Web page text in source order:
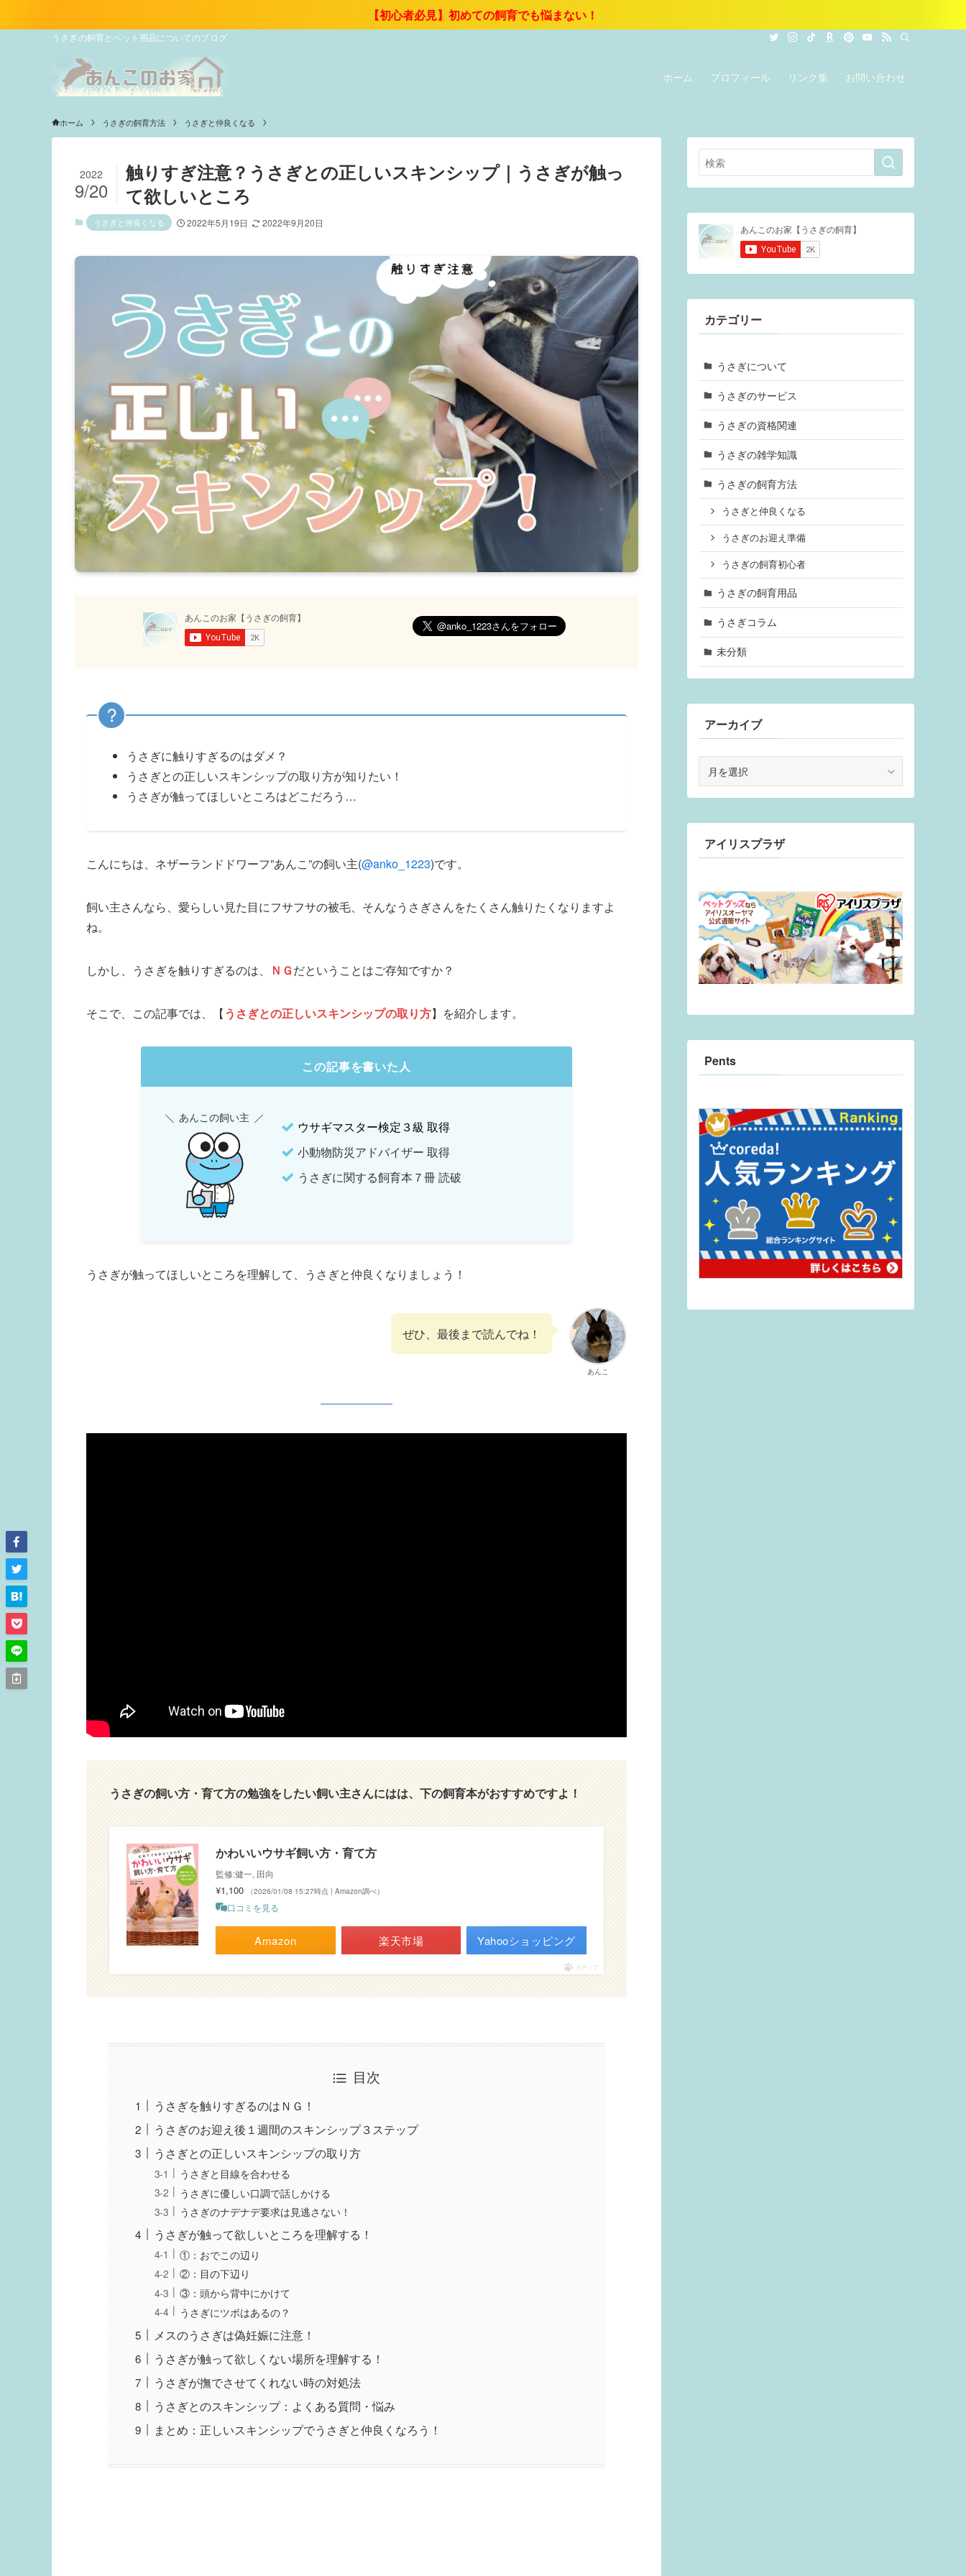
【初心者必見】初めての飼育でも悩まない！
うさぎの飼育とペット用品についてのブログ
ホーム プロフィール リンク集 お問い合わせ
ホーム うさぎの飼育方法 うさぎと仲良くなる
触りすぎ注意？うさぎとの正しいスキンシップ｜うさぎが触っ
て欲しいところ
2022
9/20
うさぎと仲良くなる 2022年5月19日 2022年9月20日
うさぎに触りすぎるのはダメ？
うさぎとの正しいスキンシップの取り方が知りたい！
うさぎが触ってほしいところはどこだろう…
こんにちは、ネザーランドドワーフ”あんこ”の飼い主(@anko_1223)です。
飼い主さんなら、愛らしい見た目にフサフサの被毛、そんなうさぎさんをたくさん触りたくなりますよ
ね。
しかし、うさぎを触りすぎるのは、 ＮＧだということはご存知ですか？
そこで、この記事では、【うさぎとの正しいスキンシップの取り方】を紹介します。
この記事を書いた人
ウサギマスター検定３級 取得
小動物防災アドバイザー 取得
うさぎに関する飼育本７冊 読破
あんこの飼い主
うさぎが触ってほしいところを理解して、うさぎと仲良くなりましょう！
あんこ
ぜひ、最後まで読んでね！
うさぎの飼い方・育て方の勉強をしたい飼い主さんにはは、下の飼育本がおすすめですよ！
かわいいウサギ飼い方・育て方
監修:健一, 田向
¥1,100 （2026/01/08 15:27時点 | Amazon調べ）
口コミを見る
Amazon 楽天市場 Yahooショッピング
ポチップ
目次
うさぎを触りすぎるのはＮＧ！
うさぎのお迎え後１週間のスキンシップ３ステップ
うさぎとの正しいスキンシップの取り方
うさぎと目線を合わせる
うさぎに優しい口調で話しかける
うさぎのナデナデ要求は見逃さない！
うさぎが触って欲しいところを理解する！
①：おでこの辺り
②：目の下辺り
③：頭から背中にかけて
うさぎにツボはあるの？
メスのうさぎは偽妊娠に注意！
うさぎが触って欲しくない場所を理解する！
うさぎが撫でさせてくれない時の対処法
うさぎとのスキンシップ：よくある質問・悩み
まとめ：正しいスキンシップでうさぎと仲良くなろう！
カテゴリー
うさぎについて
うさぎのサービス
うさぎの資格関連
うさぎの雑学知識
うさぎの飼育方法
うさぎと仲良くなる
うさぎのお迎え準備
うさぎの飼育初心者
うさぎの飼育用品
うさぎコラム
未分類
アーカイブ
カ
ブ
アイリスプラザ
Pents